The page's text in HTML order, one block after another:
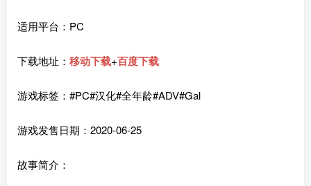
适用平台：PC
下载地址： 移动下载+百度下载
游戏标签：#PC#汉化#全年龄#ADV#Gal
游戏发售日期：2020-06-25
故事简介：